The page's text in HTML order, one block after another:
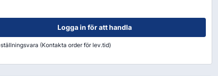
Logga in för att handla
(Kontakta order för lev.tid)